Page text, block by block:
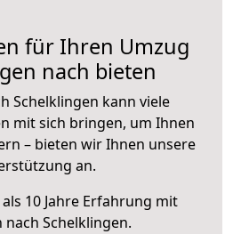
für Ihren Umzug
nach bieten
Schelklingen kann viele
mit sich bringen, um Ihnen
– bieten wir Ihnen unsere
an.
10 Jahre Erfahrung mit
nach Schelklingen.